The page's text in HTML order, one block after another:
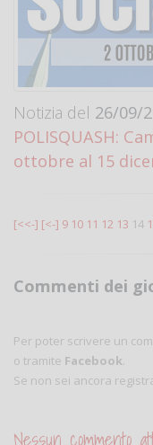
Notizia del 26/09/
POLISQUASH:
ottobre al 15
[<<-] [<-] 9 10 11 12 13 14
Commenti dei
Per poter scrivere un
o tramite Facebook.
Se non sei ancora